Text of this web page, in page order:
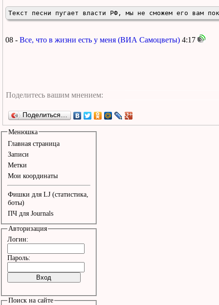
Текст песни пугает власти РФ, мы не сможем его вам
08 - Все, что в жизни есть у меня (ВИА Самоцветы) 4:17
Поделиться…
Менюшка
Главная страница
Записи
Метки
Мои координаты
Фишки для LJ (статистика,
боты)
ПЧ для Journals
Авторизация
Логин:
Пароль:
Поиск на сайте